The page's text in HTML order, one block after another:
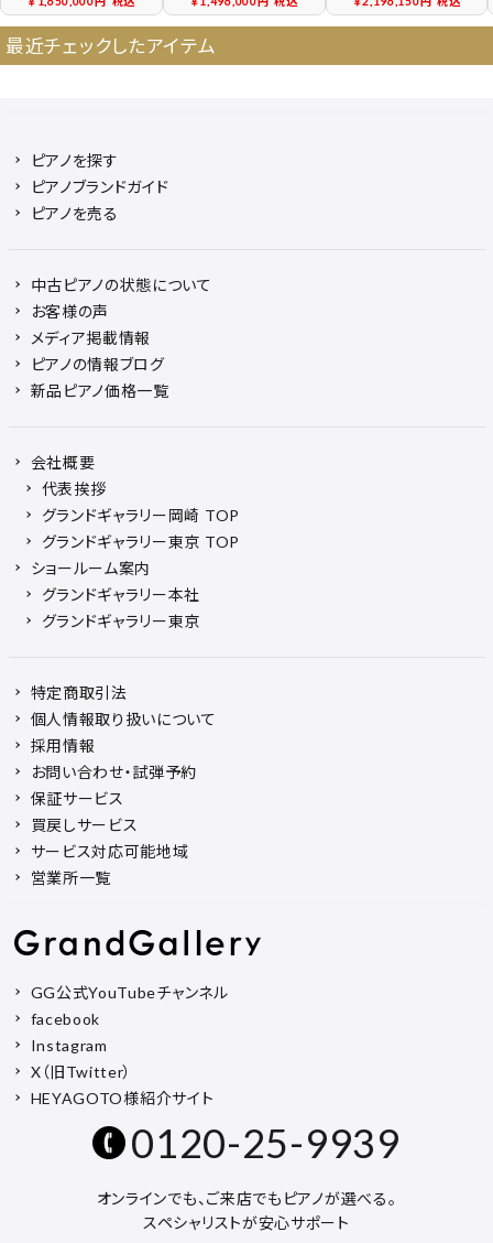
最近チェックしたアイテム
ピアノを探す
ピアノブランドガイド
ピアノを売る
中古ピアノの状態について
お客様の声
メディア掲載情報
ピアノの情報ブログ
新品ピアノ価格一覧
会社概要
代表挨拶
グランドギャラリー岡崎 TOP
グランドギャラリー東京 TOP
ショールーム案内
グランドギャラリー本社
グランドギャラリー東京
特定商取引法
個人情報取り扱いについて
採用情報
お問い合わせ・試弾予約
保証サービス
買戻しサービス
サービス対応可能地域
営業所一覧
GG公式YouTubeチャンネル
facebook
Instagram
X（旧Twitter）
HEYAGOTO様紹介サイト
0120-25-9939
オンラインでも、ご来店でもピアノが選べる。
スペシャリストが安心サポート